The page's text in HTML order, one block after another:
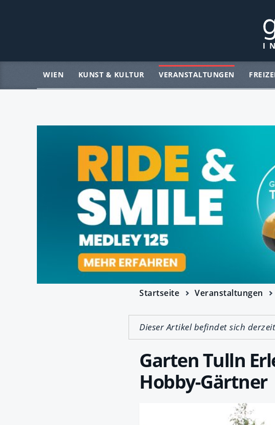
WIEN KUNST & KULTUR VERANSTALTUNGEN
Startseite Veranstaltungen
Dieser Artikel befindet sich
Garten Tulln
Hobby-Gärtner